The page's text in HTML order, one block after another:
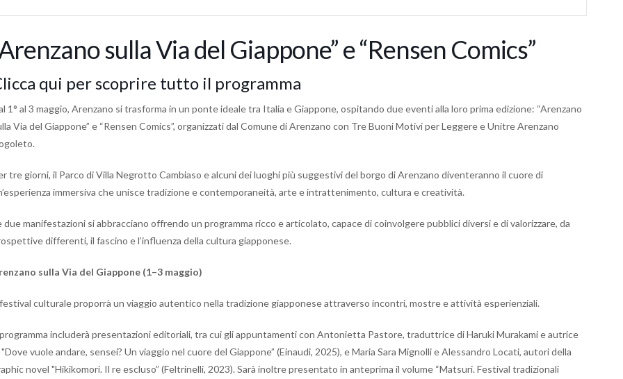
sulla Via del Giappone” e “Rensen Comics”
qui per scoprire tutto il programma
1° al 3 maggio, Arenzano si trasforma in un ponte ideale tra Italia e Giappone, ospitando due eventi alla loro prima edizione: “Arenzano
Via del Giappone” e “Rensen Comics”, organizzati dal Comune di Arenzano con Tre Buoni Motivi per Leggere e Unitre Arenzano
tre giorni, il Parco di Villa Negrotto Cambiaso e alcuni dei luoghi più suggestivi del borgo di Arenzano diventeranno il cuore di
immersiva che unisce tradizione e contemporaneità, arte e intrattenimento, cultura e creatività.
due manifestazioni si abbracciano offrendo un programma ricco e articolato, capace di coinvolgere pubblici diversi e di valorizzare, da
differenti, il fascino e l’influenza della cultura giapponese.
sulla Via del Giappone (1–3 maggio)
culturale proporrà un viaggio autentico nella tradizione giapponese attraverso incontri, mostre e attività esperienziali.
includerà presentazioni editoriali, tra cui gli appuntamenti con Antonietta Pastore, traduttrice di Haruki Murakami e autrice
vuole andare, sensei? Un viaggio nel cuore del Giappone” (Einaudi, 2025), e Maria Sara Mignolli e Alessandro Locati, autori della
novel "Hikikomori. Il re escluso” (Feltrinelli, 2023). Sarà inoltre presentato in anteprima il volume “Matsuri. Festival tradizionali